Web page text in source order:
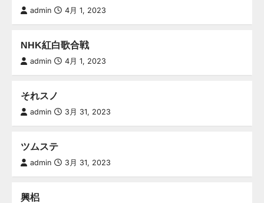
admin 4月 1, 2023
NHK紅白歌合戦
admin 4月 1, 2023
それスノ
admin 3月 31, 2023
ツムステ
admin 3月 31, 2023
興梠